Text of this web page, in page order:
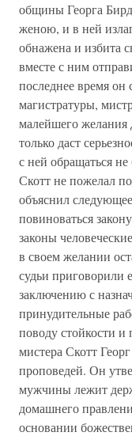
общины Георга
женою, и в ней
обнажена и избита
вместе с ним
последнее время
магистратуры,
малейшего желания
только даст
с ней обращаться
Скотт не пожелал
объяснил
повиноваться
законы
в своем желании
судьи приговорили
заключению с
принудительные
поводу стойкости
мистера Скотт
проповедей. Он
мужчины лежит
домашнего
основании